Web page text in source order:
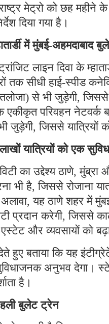
मेट्रो को छह महीने के
दिया गया है।
में मुंबई-
लाइन दिवा के
सीधी हाई-स्पीड
से भी जुड़ेगी, जिससे
एकीकृत परिवहन
जुड़ेगी, जिससे यात्रियों
यात्रियों को एक
का उद्देश्य ठाणे,
भी है, जिससे रोजाना
यह ठाणे शहर में
प्रदान करेगी, जिससे
एस्टेट और व्यवसायों को
हुए बताया कि यह
अनुभव देगा।
है।
बुलेट ट्रेन